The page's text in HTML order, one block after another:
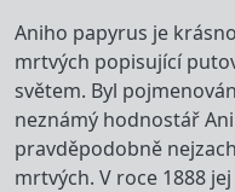
Aniho papyrus je
mrtvých popisující
světem. Byl
neznámý hodnostář
pravděpodobně
mrtvých. V roce 1888